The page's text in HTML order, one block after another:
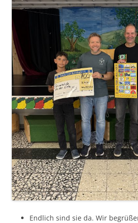
Endlich sind sie da. Wir